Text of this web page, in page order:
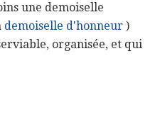
une demoiselle
demoiselle d'honneur )
organisée, et qui